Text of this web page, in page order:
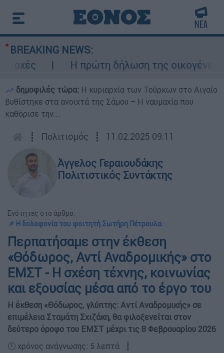
BREAKING NEWS:
Η πρώτη δήλωση της οικογένειας της
δημοφιλές τώρα: Η κυριαρχία των Τούρκων στο Αιγαίο
βυθίστηκε στα ανοιχτά της Σάμου – Η ναυμαχία που
καθόρισε την...
┋ Πολιτισμός ┋ 11.02.2025 09:11
Άγγελος Γεραιουδάκης
Πολιτιστικός Συντάκτης
Ενότητες στο άρθρο:
📌 Η δολοφονία του φοιτητή Σωτήρη Πέτρουλα
Περπατήσαμε στην έκθεση
«Θόδωρος, Αντί Αναδρομικής» στο
ΕΜΣΤ - Η σχέση τέχνης, κοινωνίας
και εξουσίας μέσα από το έργο του
Η έκθεση «Θόδωρος, γλύπτης: Αντί Αναδρομικής» σε
επιμέλεια Σταμάτη Σχιζάκη, θα φιλοξενείται στον
δεύτερο όροφο του ΕΜΣΤ μέχρι τις 8 Φεβρουαρίου 2026
🕛 χρόνος ανάγνωσης: 5 λεπτά ┋